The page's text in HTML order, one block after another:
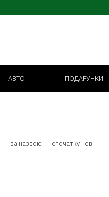
АВТО ПОДАРУНКИ
за назвою спочатку нові